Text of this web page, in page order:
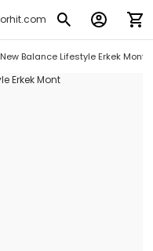
New Balance Lifestyle Erkek Mont